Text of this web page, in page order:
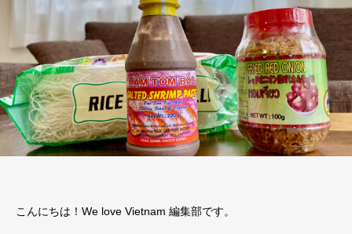
こんにちは！We love Vietnam 編集部です。